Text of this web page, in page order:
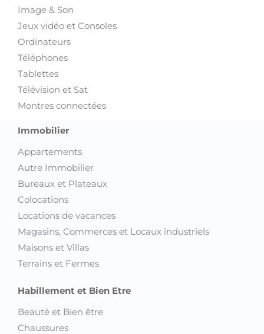
Image & Son
Jeux vidéo et Consoles
Ordinateurs
Téléphones
Tablettes
Télévision et Sat
Montres connectées
Immobilier
Appartements
Autre Immobilier
Bureaux et Plateaux
Colocations
Locations de vacances
Magasins, Commerces et Locaux industriels
Maisons et Villas
Terrains et Fermes
Habillement et Bien Etre
Beauté et Bien être
Chaussures